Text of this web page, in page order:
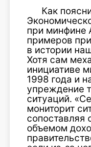
Как
при минфине
примеров
в истории
Хотя сам
инициативе
1998 года и
упреждение
ситуаций.
мониторит
сопоставляя
объемом